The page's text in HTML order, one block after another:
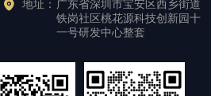
地址： 广东省深圳市宝安区西乡街道
铁岗社区桃花源科技创新园十
一号研发中心整套